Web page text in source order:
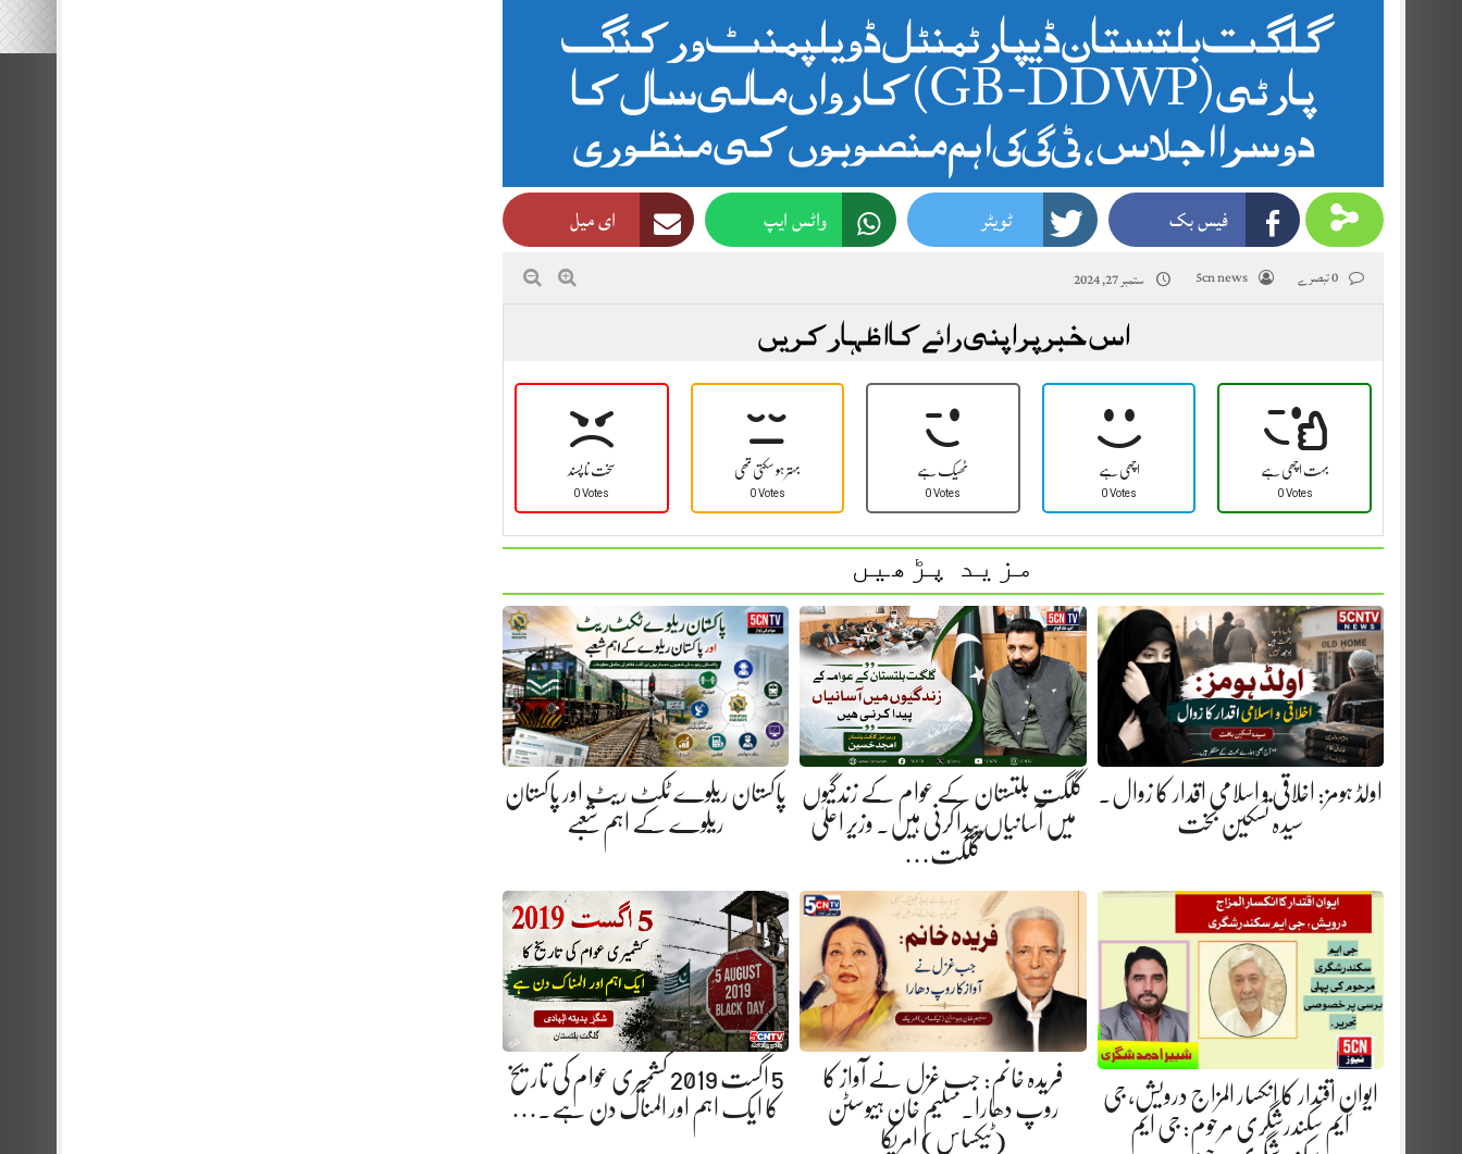
گلگت بلتستان ڈیپارٹمنٹل ڈویلپمنٹ ورکنگ
پارٹی (GB-DDWP) کا رواں مالی سال کا
دوسرا اجلاس ، 125 اہم منصوبوں کی منظوری
فیس بک ٹویٹر واٹس ایپ ای میل
5cn news ستمبر 27, 2024
اس خبر پر اپنی رائے کا اظہار کریں
سخت نا پسند
0 Votes
بہتر ہو سکتی تھی
0 Votes
ٹھیک ہے
0 Votes
اچھی ہے
0 Votes
بہت اچھی ہے
0 Votes
مزید پڑھیں
اولڈ ہومز: اخلاقی و اسلامی اقدار کا زوال.
سیدہ تسکین بخت
گلگت بلتستان کے عوام کے زندگیوں
میں آسانیاں پیدا کرنی ہیں. وزیر اعلیٰ
گلگت…
پاکستان ریلوے ٹکٹ ریٹ اور پاکستان
ریلوے کے اہم شعبے
ایوانِ اقتدار کا انکسار المزاج درویش، جی
ایم سکندرشگری مرحوم: جی ایم
فریدہ خانم: جب غزل نے آواز کا
روپ دھارا. سلیم خان ہیوسٹن
(ٹیکساس) امریکا
5 اگست 2019 کشمیری عوام کی تاریخ
کا ایک اہم اور المناک دن ہے.…